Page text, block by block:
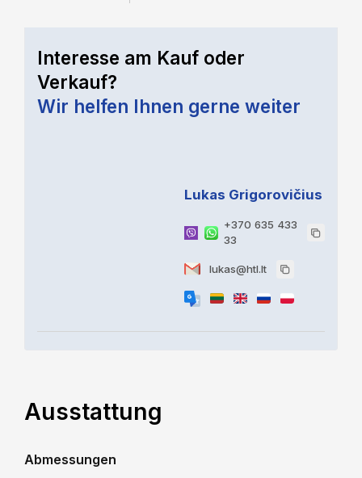
Interesse am Kauf oder
Verkauf?
Wir helfen Ihnen gerne weiter
Lukas Grigorovičius
+370 635 433
33
lukas@htl.lt
Ausstattung
Abmessungen